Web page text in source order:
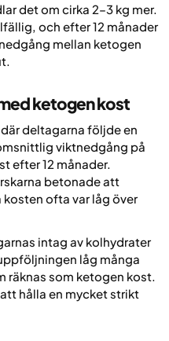
det om cirka 2–3 kg mer.
och efter 12 månader
mellan ketogen
ketogen kost
där deltagarna följde en
viktnedgång på
efter 12 månader.
betonade att
ofta var låg över
intag av kolhydrater
låg många
räknas som ketogen kost.
hålla en mycket strikt